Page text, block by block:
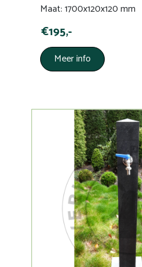
Maat: 1700x120x120 mm
€195,-
Meer info